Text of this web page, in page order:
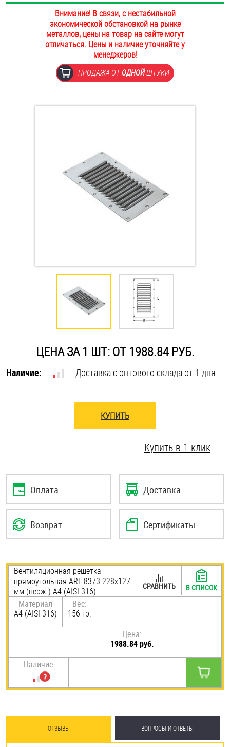
ОПЛАТА И ДОСТАВКА
НАШИ МАГАЗИНЫ
Крюки, кольца с метрической резьбой
Крюки, кольца с шурупной резьбой
Саморезы и шурупы
Стопорные кольца
Такелаж
Шплинты
Штифты и пальцы
Внимание! В связи, с нестабильной
экономической обстановкой на рынке
металлов, цены на товар на сайте могут
отличаться. Цены и наличие уточняйте у
менеджеров!
ПРОДАЖА ОТОДНОЙШТУКИ
ЦЕНА ЗА 1 ШТ: ОТ 1988.84 РУБ.
Наличие: Доставка с оптового склада от 1 дня
КУПИТЬ
Купить в 1 клик
Оплата Доставка
Возврат Сертификаты
Вентиляционная решетка
прямоугольная ART 8373 228х127
мм (нерж.) A4 (AISI 316)
Материал
A4 (AISI 316)
Вес:
156 гр.
Цена:
1988.84 руб.
Наличие
СРАВНИТЬ В СПИСОК
ОТЗЫВЫ ВОПРОСЫ И ОТВЕТЫ